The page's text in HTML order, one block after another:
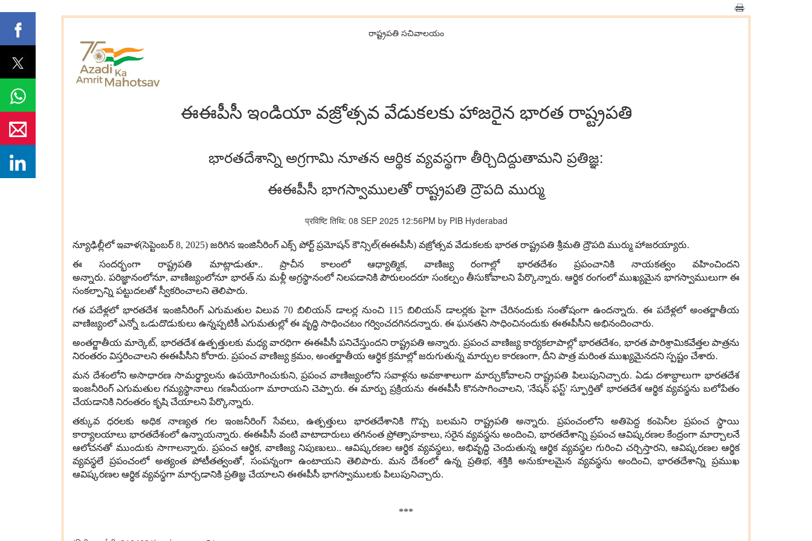
రాష్ట్రప‌తి స‌చివాల‌యం
ఈఈపీసీ ఇండియా వజ్రోత్సవ వేడుకలకు హాజరైన భారత రాష్ట్రపతి
భారతదేశాన్ని అగ్రగామి నూతన ఆర్థిక వ్యవస్థగా తీర్చిదిద్దుతామని ప్రతిజ్ఞ:
ఈఈపీసీ భాగస్వాములతో రాష్ట్రపతి ద్రౌపది ముర్ము
प्रविष्टि तिथि: 08 SEP 2025 12:56PM by PIB Hyderabad
న్యూఢిల్లీలో ఇవాళ(సెప్టెంబర్ 8, 2025) జరిగిన ఇంజినీరింగ్ ఎక్స్ పోర్ట్ ప్రమోషన్ కౌన్సిల్(ఈఈపీసీ) వజ్రోత్సవ వేడుకలకు భారత రాష్ట్రపతి శ్రీమతి ద్రౌపది ముర్ము హాజరయ్యారు.
ఈ సందర్భంగా రాష్ట్రపతి మాట్లాడుతూ.. ప్రాచీన కాలంలో ఆధ్యాత్మిక,వాణిజ్య రంగాల్లో భారతదేశం ప్రపంచానికి నాయకత్వం వహించిందని
అన్నారు. పరిజ్ఞానంలోనూ, వాణిజ్యంలోనూ భారత్ ను మళ్లీ అగ్రస్థానంలో నిలపడానికి పౌరులందరూ సంకల్పం తీసుకోవాలని పేర్కొన్నారు. ఆర్థిక రంగంలో ముఖ్యమైన భాగస్వాములుగా ఈ
సంకల్పాన్ని పట్టుదలతో స్వీకరించాలని తెలిపారు.
గత పదేళ్లలో భారతదేశ ఇంజినీరింగ్ ఎగుమతుల విలువ 70బిలియన్ డాలర్ల నుంచి 115బిలియన్ డాలర్లకు పైగా చేరినందుకు సంతోషంగా ఉందన్నారు. ఈ పదేళ్లలో అంతర్జాతీయ
వాణిజ్యంలో ఎన్నో ఒడుదొడుకులు ఉన్నప్పటికీ ఎగుమతుల్లో ఈ వృద్ధి సాధించటం గర్వించదగినదన్నారు. ఈ ఘనతని సాధించినందుకు ఈఈపీసీని అభినందించారు.
అంతర్జాతీయ మార్కెట్, భారతదేశ ఉత్పత్తులకు మధ్య వారధిగా ఈఈపీసీ పనిచేస్తుందని రాష్ట్రపతి అన్నారు. ప్రపంచ వాణిజ్య కార్యకలాపాల్లో భారతదేశం, భారత పారిశ్రామికవేత్తల పాత్రను
నిరంతరం విస్తరించాలని ఈఈపీసీని కోరారు. ప్రపంచ వాణిజ్య క్రమం, అంతర్జాతీయ ఆర్థిక క్రమాల్లో జరుగుతున్న మార్పుల కారణంగా, దీని పాత్ర మరింత ముఖ్యమైనదని స్పష్టం చేశారు.
మన దేశంలోని అసాధారణ సామర్థ్యాలను ఉపయోగించుకుని,ప్రపంచ వాణిజ్యంలోని సవాళ్లను అవకాశాలుగా మార్చుకోవాలని రాష్ట్రపతి పిలుపునిచ్చారు. ఏడు దశాబ్దాలుగా భారతదేశ
ఇంజనీరింగ్ ఎగుమతుల గమ్యస్థానాలు గణనీయంగా మారాయని చెప్పారు.ఈ మార్పు ప్రక్రియను ఈఈపీసీ కొనసాగించాలని, 'నేషన్ ఫస్ట్'స్ఫూర్తితో భారతదేశ ఆర్థిక వ్యవస్థను బలోపేతం
చేయడానికి నిరంతరం కృషి చేయాలని పేర్కొన్నారు.
తక్కువ ధరలకు అధిక నాణ్యత గల ఇంజనీరింగ్ సేవలు, ఉత్పత్తులు భారతదేశానికి గొప్ప బలమని రాష్ట్రపతి అన్నారు. ప్రపంచంలోని అతిపెద్ద కంపెనీల ప్రపంచ స్థాయి
కార్యాలయాలు భారతదేశంలో ఉన్నాయన్నారు.ఈఈపీసీ వంటి వాటాదారులు తగినంత ప్రోత్సాహకాలు,సరైన వ్యవస్థను అందించి, భారతదేశాన్ని ప్రపంచ ఆవిష్కరణల కేంద్రంగా మార్చాలనే
ఆలోచనతో ముందుకు సాగాలన్నారు.ప్రపంచ ఆర్థిక,వాణిజ్య నిపుణులు..ఆవిష్కరణల ఆర్థిక వ్యవస్థలు, అభివృద్ధి చెందుతున్న ఆర్థిక వ్యవస్థల గురించి చర్చిస్తారని, ఆవిష్కరణల ఆర్థిక
వ్యవస్థలే ప్రపంచంలో అత్యంత పోటీతత్వంతో, సంపన్నంగా ఉంటాయని తెలిపారు.మన దేశంలో ఉన్న ప్రతిభ,శక్తికి అనుకూలమైన వ్యవస్థను అందించి,భారతదేశాన్ని ప్రముఖ
ఆవిష్కరణల ఆర్థిక వ్యవస్థగా మార్చడానికి ప్రతిజ్ఞ చేయాలని ఈఈపీసీ భాగస్వాములకు పిలుపునిచ్చారు.
***